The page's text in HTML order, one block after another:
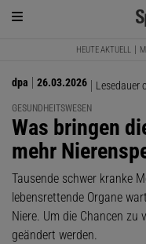
HEUTE AKTUELL
dpa 26.03.2026 Lesedauer
GESUNDHEITSWESEN
:
Was bringen
mehr
Tausende schwer kranke
lebensrettende Organe
Niere. Um die Chancen zu
geändert werden.